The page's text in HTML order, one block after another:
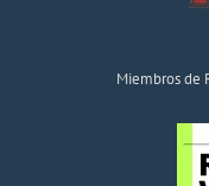
Miembros de